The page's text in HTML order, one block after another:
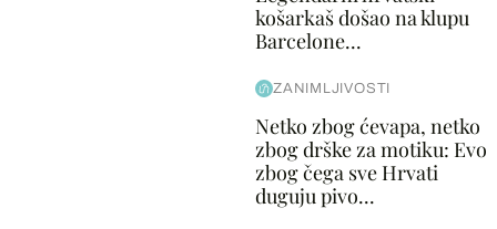
košarkaš došao na klupu
Barcelone...
ZANIMLJIVOSTI
Netko zbog ćevapa, netko
zbog drške za motiku: Evo
zbog čega sve Hrvati
duguju pivo...